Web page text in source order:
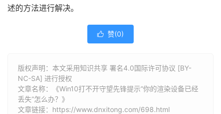
述的方法进行解决。
 赞(0)
版权声明：本文采用知识共享 署名4.0国际许可协议 [BY-
NC-SA] 进行授权
文章名称：《Win10打不开守望先锋提示“你的渲染设备已经
丢失”怎么办？》
文章链接： https://www.dnxitong.com/698.html